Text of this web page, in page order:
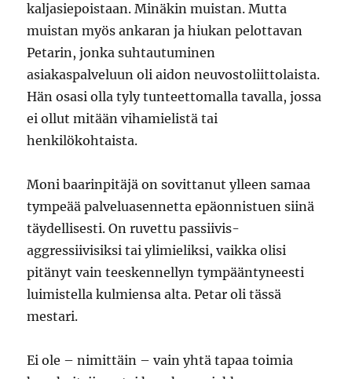
kaljasiepoistaan. Minäkin muistan. Mutta
muistan myös ankaran ja hiukan pelottavan
Petarin, jonka suhtautuminen
asiakaspalveluun oli aidon neuvostoliittolaista.
Hän osasi olla tyly tunteettomalla tavalla, jossa
ei ollut mitään vihamielistä tai
henkilökohtaista.
Moni baarinpitäjä on sovittanut ylleen samaa
tympeää palveluasennetta epäonnistuen siinä
täydellisesti. On ruvettu passiivis-
aggressiivisiksi tai ylimieliksi, vaikka olisi
pitänyt vain teeskennellyn tympääntyneesti
luimistella kulmiensa alta. Petar oli tässä
mestari.
Ei ole – nimittäin – vain yhtä tapaa toimia